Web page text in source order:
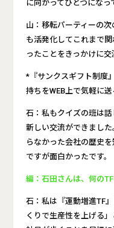
に向かってひとつになっ
山：移転パーティーの
も活発化してこれまで
ったことをきっかけに交
*『サンクスギフト制度
持ちをWEB上で気軽に
石：私もクイズの班は
新しい交流ができまし
らなかった会社の歴史
ですが面白かったです。
編：石田さんは、何の
石：私は『運動増進TF
くりで生産性を上げる